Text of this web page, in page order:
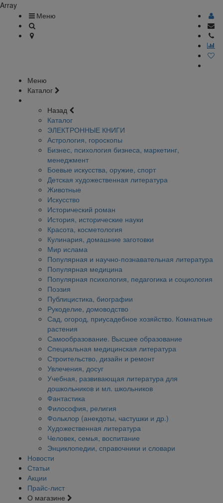
Array
Меню
Меню
Каталог
Назад
Каталог
ЭЛЕКТРОННЫЕ КНИГИ
Астрология, гороскопы
Бизнес, психология бизнеса, маркетинг,
менеджмент
Боевые искусства, оружие, спорт
Детская художественная литература
Животные
Искусство
Исторический роман
История, исторические науки
Красота, косметология
Кулинария, домашние заготовки
Мир ислама
Популярная и научно-познавательная литература
Популярная медицина
Популярная психология, педагогика и социология
Поэзия
Публицистика, биографии
Рукоделие, домоводство
Сад, огород, приусадебное хозяйство. Комнатные
растения
Самообразование. Высшее образование
Специальная медицинская литература
Строительство, дизайн и ремонт
Увлечения, досуг
Учебная, развивающая литература для
дошкольников и мл. школьников
Фантастика
Философия, религия
Фольклор (анекдоты, частушки и др.)
Художественная литература
Человек, семья, воспитание
Энциклопедии, справочники и словари
Новости
Статьи
Акции
Прайс-лист
О магазине